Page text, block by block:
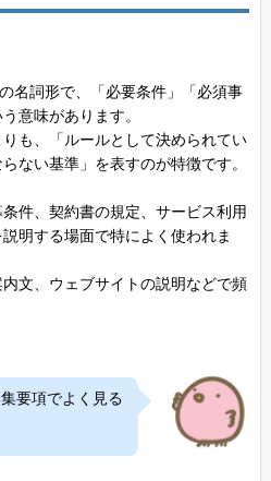
の名詞形で、「必要条件」「必須事
意味があります。
も、「ルールとして決められてい
ない基準」を表すのが特徴です。
件、契約書の規定、サービス利用
明する場面で特によく使われま
文、ウェブサイトの説明などで頻
要項でよく見る